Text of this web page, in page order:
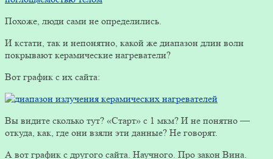
Похоже, люди сами не определились.
И кстати, так и непонятно, какой же диапазон длин волн
покрывают керамические нагреватели?
Вот график с их сайта:
Вы видите сколько тут? «Старт» с 1 мкм? И не понятно —
откуда, как, где они взяли эти данные? Не говорят.
А вот график с другого сайта. Научного. Про закон Вина.